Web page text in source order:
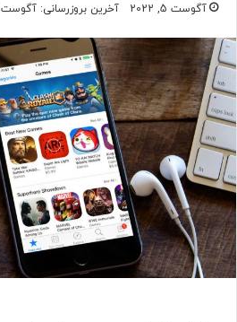
آگوست 5, 2022 آخرین بروزرسانی: آگوست 5, 2022